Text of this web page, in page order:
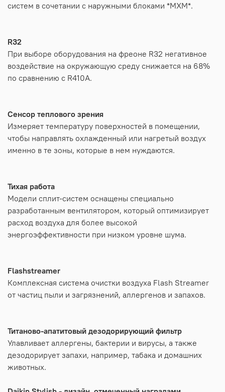
систем в сочетании с наружными блоками *MXM*.
R32
При выборе оборудования на фреоне R32 негативное
воздействие на окружающую среду снижается на 68%
по сравнению с R410A.
Сенсор теплового зрения
Измеряет температуру поверхностей в помещении,
чтобы направлять охлажденный или нагретый воздух
именно в те зоны, которые в нем нуждаются.
Тихая работа
Модели сплит-систем оснащены специально
разработанным вентилятором, который оптимизирует
расход воздуха для более высокой
энергоэффективности при низком уровне шума.
Flashstreamer
Комплексная система очистки воздуха Flash Streamer
от частиц пыли и загрязнений, аллергенов и запахов.
Титаново-апатитовый дезодорирующий фильтр
Улавливает аллергены, бактерии и вирусы, а также
дезодорирует запахи, например, табака и домашних
животных.